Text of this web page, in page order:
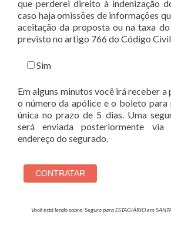
que perderei direito à indenização
caso haja omissões de informações
aceitação da proposta ou na taxa
previsto no artigo 766 do Código
Sim
Em alguns minutos você irá receber
o número da apólice e o boleto para
única no prazo de 5 dias. Uma
será enviada posteriormente
endereço do segurado.
Você está lendo sobre: Seguro para ESTAGIÁRIO em